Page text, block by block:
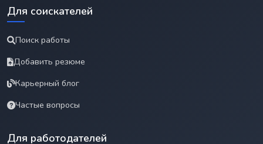
Для соискателей
Поиск работы
Добавить резюме
Карьерный блог
Частые вопросы
Для работодателей